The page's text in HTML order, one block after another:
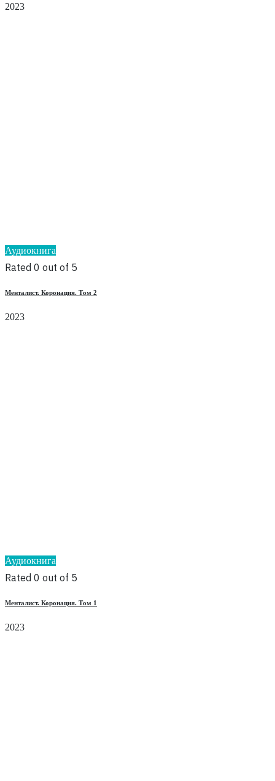
2023
Аудиокнига
Rated 0 out of 5
Менталист. Коронация. Том 2
2023
Аудиокнига
Rated 0 out of 5
Менталист. Коронация. Том 1
2023